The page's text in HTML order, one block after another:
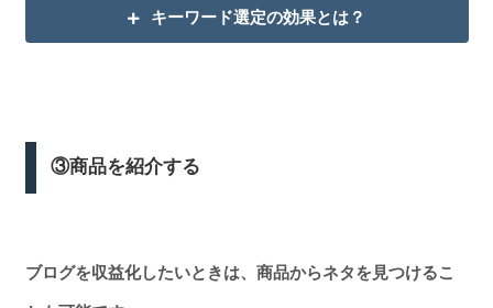
キーワード選定の効果とは？
③商品を紹介する
ブログを収益化したいときは、商品からネタを見つけるこ